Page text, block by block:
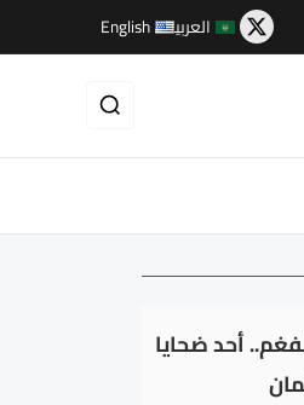
العربية English
أحد ضحايا